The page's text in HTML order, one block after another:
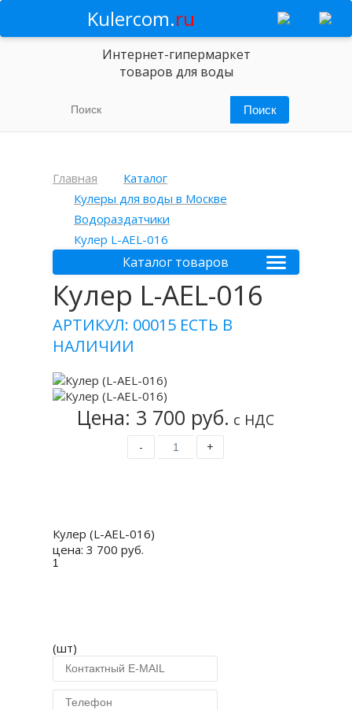
Kulercom.ru
Интернет-гипермаркет
товаров для воды
Главная
Каталог
Кулеры для воды в Москве
Водораздатчики
Кулер L-AEL-016
Каталог товаров
Кулер L-AEL-016
АРТИКУЛ: 00015 ЕСТЬ В
НАЛИЧИИ
Цена: 3 700 руб. с НДС
- +
Кулер (L-AEL-016)
цена:3 700 руб.
(шт)